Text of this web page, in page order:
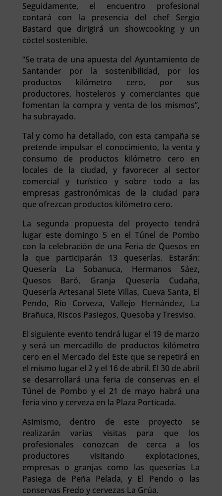
Seguidamente, el encuentro profesional
contará con la presencia del chef Sergio
Bastard que dirigirá un showcooking y un
cóctel sostenible.
“Se trata de una apuesta del Ayuntamiento de
Santander por la sostenibilidad, por los
productos kilómetro cero, por sus
productores, hosteleros y comerciantes que
fomentan la compra y venta de los mismos”,
ha subrayado.
Tal y como ha detallado, con esta campaña se
pretende impulsar el conocimiento, la venta y
consumo de productos kilómetro cero en
locales de la ciudad, y favorecer al sector
comercial y turístico y sobre todo a las
empresas gastronómicas de la ciudad para
que ofrezcan productos kilómetro cero.
La segunda propuesta del proyecto tendrá
lugar este domingo 5 en el Túnel de Pombo
con la celebración de una Feria de Quesos en
la que participarán 13 queserías. Estarán:
Quesería La Sobanuca, Hermanos Sáez,
Quesos Baró, Granja Quesería Cudaña,
Quesería Artesanal Siete Villas, Cueva Santa, El
Pendo, Río Corveza, Vallejo Hernández, La
Brañuca, Riscos Pasiegos, Quesoba y Tresviso.
El siguiente evento tendrá lugar el 19 de marzo
y será un mercadillo de productos kilómetro
cero en el Mercado del Este que se repetirá en
el mismo lugar el 2 y el 16 de abril. El 30 de abril
se desarrollará una feria de conservas en el
Túnel de Pombo y el 21 de mayo habrá una
feria vino y cerveza en la Plaza Porticada.
Asimismo, dentro de este proyecto se
realizarán varias visitas para que los
profesionales conozcan de cerca a los
productores visitando explotaciones,
empresas o granjas como las queserías La
Pasiega de Peña Pelada, y El Pendo o las
conservas Fredo y cervezas La Grúa.